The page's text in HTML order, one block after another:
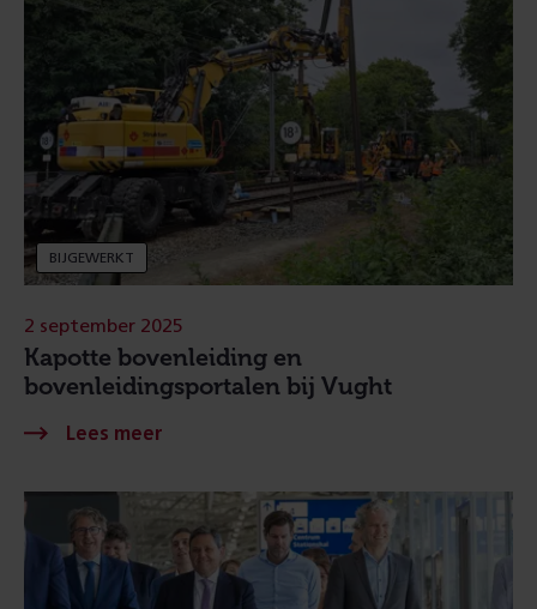
BIJGEWERKT
Kapotte bovenleiding en
bovenleidingsportalen bij Vught
2 september 2025